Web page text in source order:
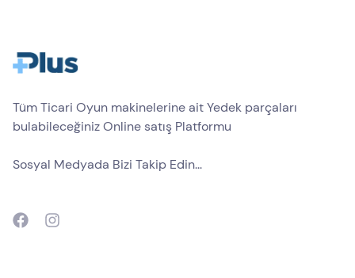
Tüm Ticari Oyun makinelerine ait Yedek parçaları
bulabileceğiniz Online satış Platformu
Sosyal Medyada Bizi Takip Edin...